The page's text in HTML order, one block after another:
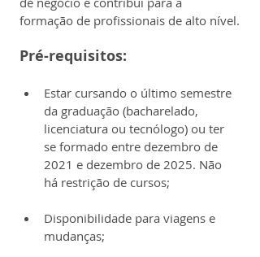
formação de profissionais de alto nível.
Pré-requisitos:
Estar cursando o último semestre
da graduação (bacharelado,
licenciatura ou tecnólogo) ou ter
se formado entre dezembro de
2021 e dezembro de 2025. Não
há restrição de cursos;
Disponibilidade para viagens e
mudanças;